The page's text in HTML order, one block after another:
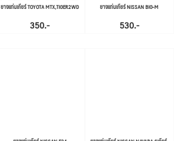
ยางแท่นเกียร์ TOYOTA MTX,TIGER2WD
350.-
ยางแท่นเกียร์ NISSAN BIG-M
530.-